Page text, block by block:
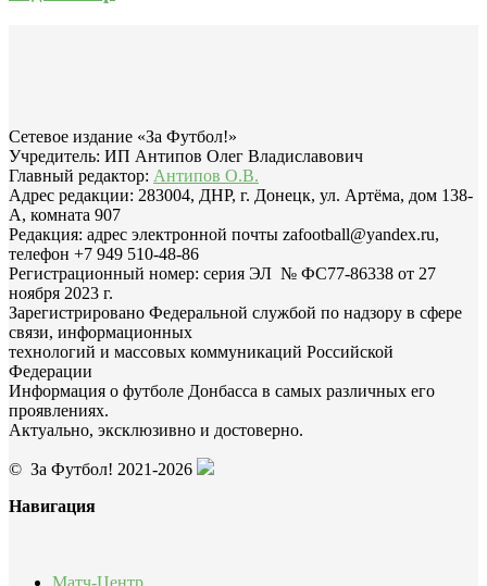
Сетевое издание «За Футбол!»
Учредитель: ИП Антипов Олег Владиславович
Главный редактор: Антипов О.В.
Адрес редакции: 283004, ДНР, г. Донецк, ул. Артёма, дом 138-
А, комната 907
Редакция: адрес электронной почты zafootball@yandex.ru,
телефон +7 949 510-48-86
Регистрационный номер: серия ЭЛ № ФС77-86338 от 27
ноября 2023 г.
Зарегистрировано Федеральной службой по надзору в сфере
связи, информационных
технологий и массовых коммуникаций Российской
Федерации
Информация о футболе Донбасса в самых различных его
проявлениях.
Актуально, эксклюзивно и достоверно.
© За Футбол! 2021-2026
Навигация
Матч-Центр